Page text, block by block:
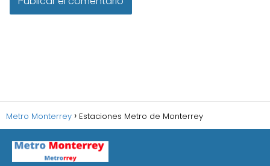
Metro Monterrey Estaciones Metro de Monterrey